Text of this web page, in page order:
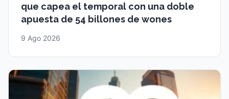
que capea el temporal con una doble
apuesta de 54 billones de wones
9 Ago 2026